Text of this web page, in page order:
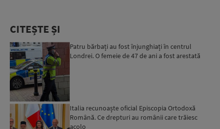
CITEȘTE ȘI
Patru bărbați au fost înjunghiați în centrul
Londrei. O femeie de 47 de ani a fost arestată
Italia recunoaște oficial Episcopia Ortodoxă
Română. Ce drepturi au românii care trăiesc
acolo